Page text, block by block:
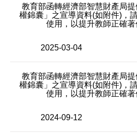
教育部函轉經濟部智慧財產局
權錦囊」之宣導資料(如附件)，
使用，以提升教師正確著
2025-03-04
教育部函轉經濟部智慧財產局
權錦囊」之宣導資料(如附件)，
使用，以提升教師正確著
2024-09-12